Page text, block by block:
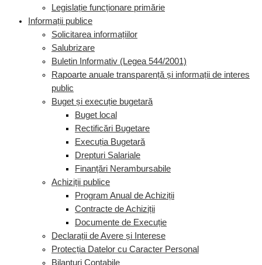
Legislație funcționare primărie
Informații publice
Solicitarea informațiilor
Salubrizare
Buletin Informativ (Legea 544/2001)
Rapoarte anuale transparență și informații de interes
public
Buget și execuție bugetară
Buget local
Rectificări Bugetare
Execuția Bugetară
Drepturi Salariale
Finanțări Nerambursabile
Achiziții publice
Program Anual de Achiziții
Contracte de Achiziții
Documente de Execuție
Declarații de Avere și Interese
Protecția Datelor cu Caracter Personal
Bilanțuri Contabile